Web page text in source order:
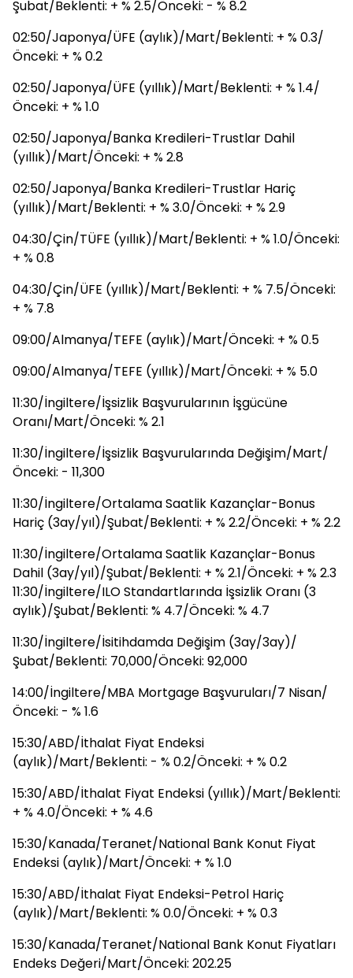
Şubat/Beklenti: + % 2.5/Önceki: - % 8.2
02:50/Japonya/ÜFE (aylık)/Mart/Beklenti: + % 0.3/
Önceki: + % 0.2
02:50/Japonya/ÜFE (yıllık)/Mart/Beklenti: + % 1.4/
Önceki: + % 1.0
02:50/Japonya/Banka Kredileri-Trustlar Dahil
(yıllık)/Mart/Önceki: + % 2.8
02:50/Japonya/Banka Kredileri-Trustlar Hariç
(yıllık)/Mart/Beklenti: + % 3.0/Önceki: + % 2.9
04:30/Çin/TÜFE (yıllık)/Mart/Beklenti: + % 1.0/Önceki:
+ % 0.8
04:30/Çin/ÜFE (yıllık)/Mart/Beklenti: + % 7.5/Önceki:
+ % 7.8
09:00/Almanya/TEFE (aylık)/Mart/Önceki: + % 0.5
09:00/Almanya/TEFE (yıllık)/Mart/Önceki: + % 5.0
11:30/İngiltere/İşsizlik Başvurularının İşgücüne
Oranı/Mart/Önceki: % 2.1
11:30/İngiltere/İşsizlik Başvurularında Değişim/Mart/
Önceki: - 11,300
11:30/İngiltere/Ortalama Saatlik Kazançlar-Bonus
Hariç (3ay/yıl)/Şubat/Beklenti: + % 2.2/Önceki: + % 2.2
11:30/İngiltere/Ortalama Saatlik Kazançlar-Bonus
Dahil (3ay/yıl)/Şubat/Beklenti: + % 2.1/Önceki: + % 2.3
11:30/İngiltere/ILO Standartlarında İşsizlik Oranı (3
aylık)/Şubat/Beklenti: % 4.7/Önceki: % 4.7
11:30/İngiltere/İsitihdamda Değişim (3ay/3ay)/
Şubat/Beklenti: 70,000/Önceki: 92,000
14:00/İngiltere/MBA Mortgage Başvuruları/7 Nisan/
Önceki: - % 1.6
15:30/ABD/İthalat Fiyat Endeksi
(aylık)/Mart/Beklenti: - % 0.2/Önceki: + % 0.2
15:30/ABD/İthalat Fiyat Endeksi (yıllık)/Mart/Beklenti:
+ % 4.0/Önceki: + % 4.6
15:30/Kanada/Teranet/National Bank Konut Fiyat
Endeksi (aylık)/Mart/Önceki: + % 1.0
15:30/ABD/İthalat Fiyat Endeksi-Petrol Hariç
(aylık)/Mart/Beklenti: % 0.0/Önceki: + % 0.3
15:30/Kanada/Teranet/National Bank Konut Fiyatları
Endeks Değeri/Mart/Önceki: 202.25